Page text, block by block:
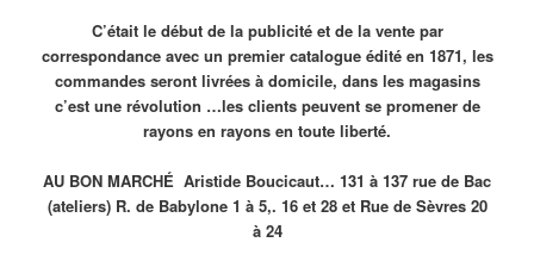
C’était le début de la publicité et de la vente par
correspondance avec un premier catalogue édité en 1871, les
commandes seront livrées à domicile, dans les magasins
c’est une révolution …les clients peuvent se promener de
rayons en rayons en toute liberté.
AU BON MARCHÉ Aristide Boucicaut… 131 à 137 rue de Bac
(ateliers) R. de Babylone 1 à 5,. 16 et 28 et Rue de Sèvres 20
à 24